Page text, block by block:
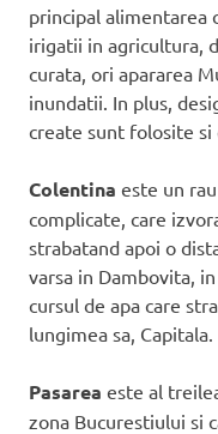
principal alimentarea
irigatii in agricultura,
curata, ori apararea
inundatii. In plus,
create sunt folosite si
Colentina este un
complicate, care
strabatand apoi o
varsa in Dambovita,
cursul de apa care
lungimea sa, Capitala.
Pasarea este al
zona Bucurestiului si